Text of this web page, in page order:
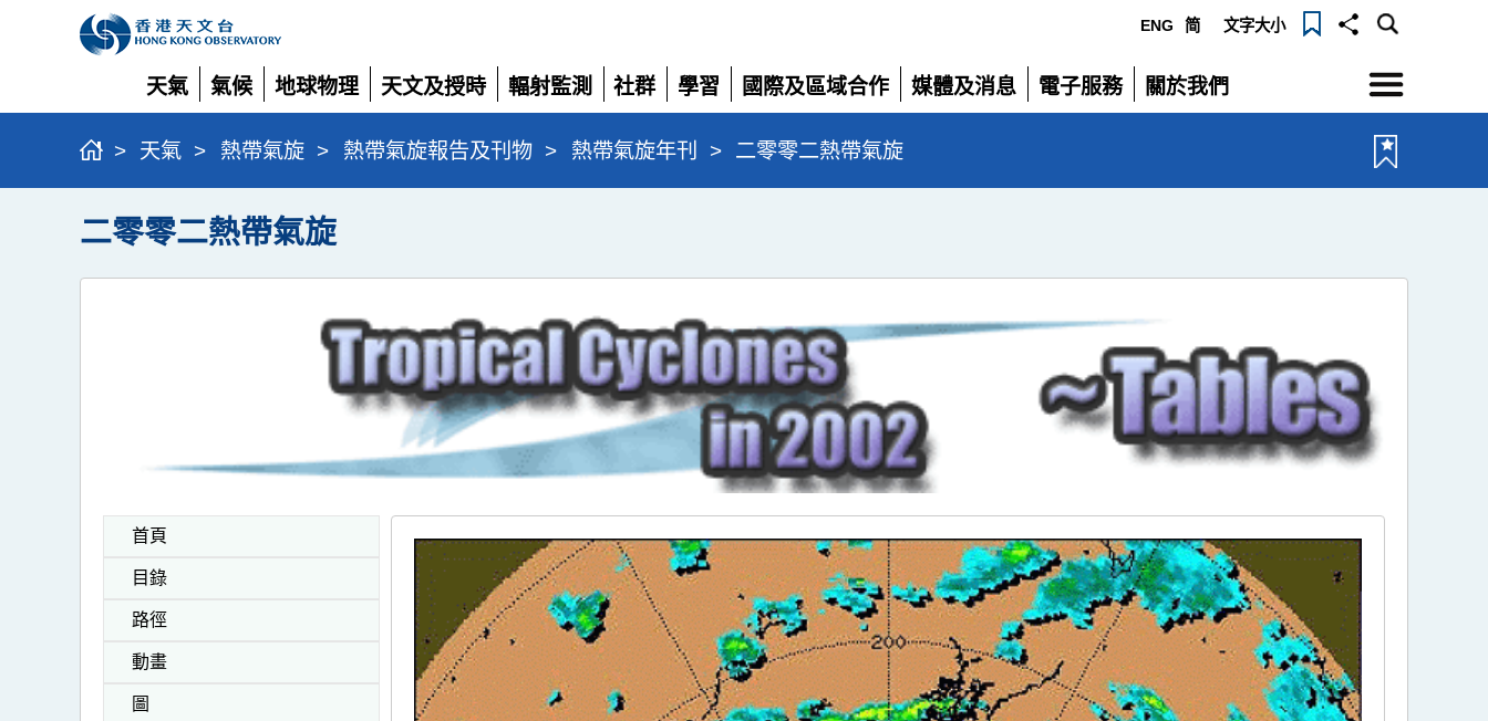
ENG 简 文字大小
天氣
展
開
氣候
展
開
地球物理
展
開
天文及授時
展
開
輻射監測
展
開
社群
展
開
學習
展
開
國際及區域合作
展
開
媒體及消息
展
電子服務
展
關於我們
展
選
單
> 天氣 > 熱帶氣旋 > 熱帶氣旋報告及刊物 > 熱帶氣旋年刊 > 二零零二熱帶氣旋
二零零二熱帶氣旋
首頁
目錄
路徑
動畫
圖